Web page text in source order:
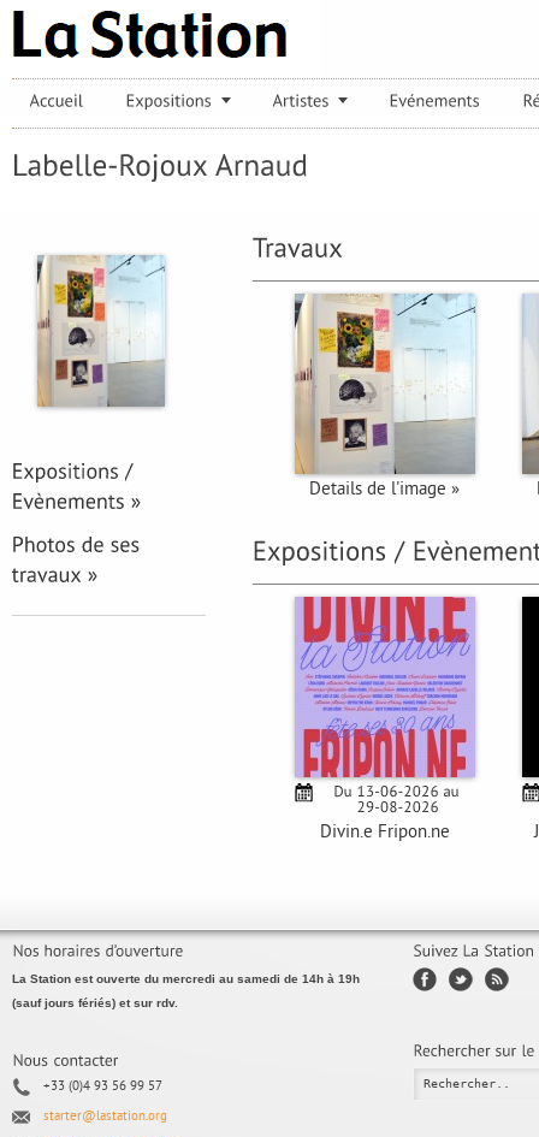
Details de l'image »
Divin.e Fripon.ne
La Station est ouverte du mercredi au samedi de 14h à 19h
(sauf jours fériés) et sur rdv.
+33 (0)4 93 56 99 57
starter@lastation.org